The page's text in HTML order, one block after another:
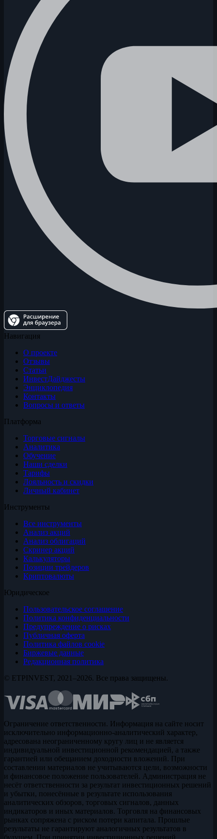
Навигация
О проекте
Отзывы
Статьи
ИнвестДайджесты
Энциклопедия
Контакты
Вопросы и ответы
Платформа
Торговые сигналы
Аналитика
Обучение
Наши сделки
Тарифы
Лояльность и скидки
Личный кабинет
Инструменты
Все инструменты
Анализ акций
Анализ облигаций
Скринер акций
Калькуляторы
Позиции трейдеров
Криптовалюты
Юридическое
Пользовательское соглашение
Политика конфиденциальности
Предупреждение о рисках
Публичная оферта
Политика файлов cookie
Биржевые данные
Редакционная политика
© ETPINVEST, 2021–2026. Все права защищены.
Ограничение ответственности. Информация на сайте носит
исключительно информационно-аналитический характер,
адресована неограниченному кругу лиц и не является
индивидуальной инвестиционной рекомендацией, а также
гарантией или обещанием доходности вложений. При
составлении материалов не учитываются цели, возможности
и финансовое положение пользователей. Администрация не
несёт ответственности за результат инвестиционных решений
и убытки, понесённые в результате использования
аналитических обзоров, торговых сигналов, данных
индикаторов и иных материалов. Торговля на финансовых
рынках сопряжена с риском потери капитала. Прошлые
результаты не гарантируют аналогичных результатов в
будущем. При принятии инвестиционных решений